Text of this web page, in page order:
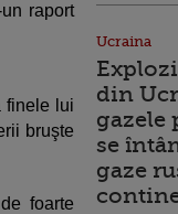
raport
finele lui
bruşte
foarte
Ucraina
din
gazele
se
gaze